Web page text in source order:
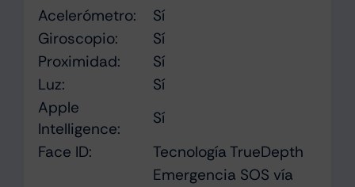
Acelerómetro:
Sí
Giroscopio:
Sí
Proximidad:
Sí
Luz:
Sí
Apple
Intelligence:
Sí
Face ID:
Tecnología TrueDepth
Emergencia SOS vía